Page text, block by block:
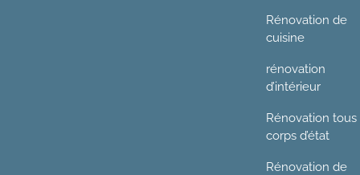
Rénovation de
cuisine
rénovation
d’intérieur
Rénovation tous
corps d’état
Rénovation de